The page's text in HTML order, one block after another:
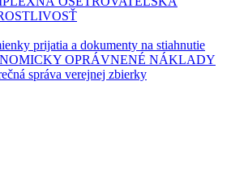
prijatia a dokumenty na stiahnutie
OPRÁVNENÉ NÁKLADY
správa verejnej zbierky